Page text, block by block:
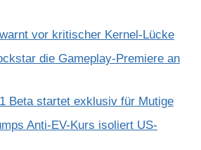
vor kritischer Kernel-Lücke
die Gameplay-Premiere an
Beta startet exklusiv für Mutige
Anti-EV-Kurs isoliert US-